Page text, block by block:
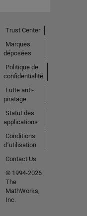
Trust Center
Marques
déposées
Politique de
confidentialité
Lutte anti-
piratage
Statut des
applications
Conditions
d՚utilisation
Contact Us
© 1994-2026
The
MathWorks,
Inc.